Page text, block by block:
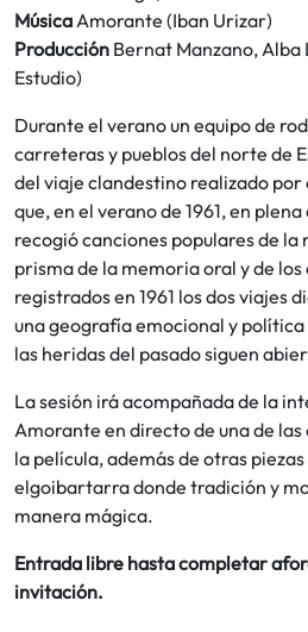
Música Amorante (Iban Urizar)
Producción Bernat Manzano,
Estudio)
Durante el verano un equipo de
carreteras y pueblos del norte de
del viaje clandestino realizado
que, en el verano de 1961, en
recogió canciones populares de la
prisma de la memoria oral y de
registrados en 1961 los dos viajes
una geografía emocional y
las heridas del pasado siguen
La sesión irá acompañada de la
Amorante en directo de una de
la película, además de otras
elgoibartarra donde tradición y
manera mágica.
Entrada libre hasta completar
invitación.